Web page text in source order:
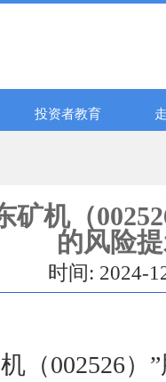
投资者教育
矿机（
的风险
时间: 2024-
（002526）